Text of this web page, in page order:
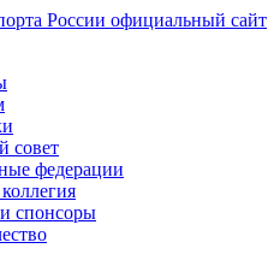
России официальный сайт
совет
федерации
спонсоры